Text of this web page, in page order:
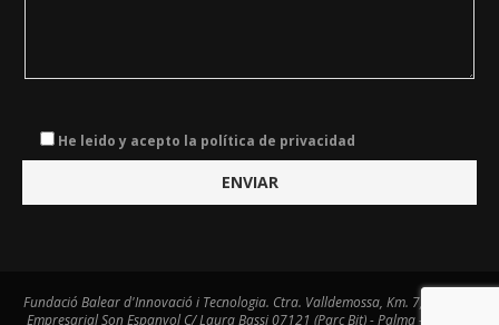
He leido y acepto la política de privacidad
Fundació Balear d'Innovació i Tecnologia. Ctra. Valldemossa, Km. 7,4. Centre
Empresarial Son Espanyol C/ Laura Bassi 07121 (Parc Bit) - Palma - Tel. 971